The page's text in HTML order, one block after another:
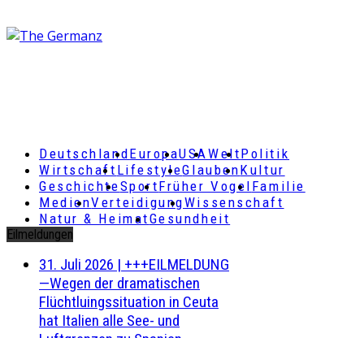
DeutschlandEuropaUSAWeltPolitik
Wirtschaft LifestyleGlaubenKultur
GeschichteSportFrüher Vogel Familie
MedienVerteidigungWissenschaft
Natur & HeimatGesundheit
Eilmeldungen
31. Juli 2026 | +++EILMELDUNG
—Wegen der dramatischen
Flüchtluingssituation in Ceuta
hat Italien alle See- und